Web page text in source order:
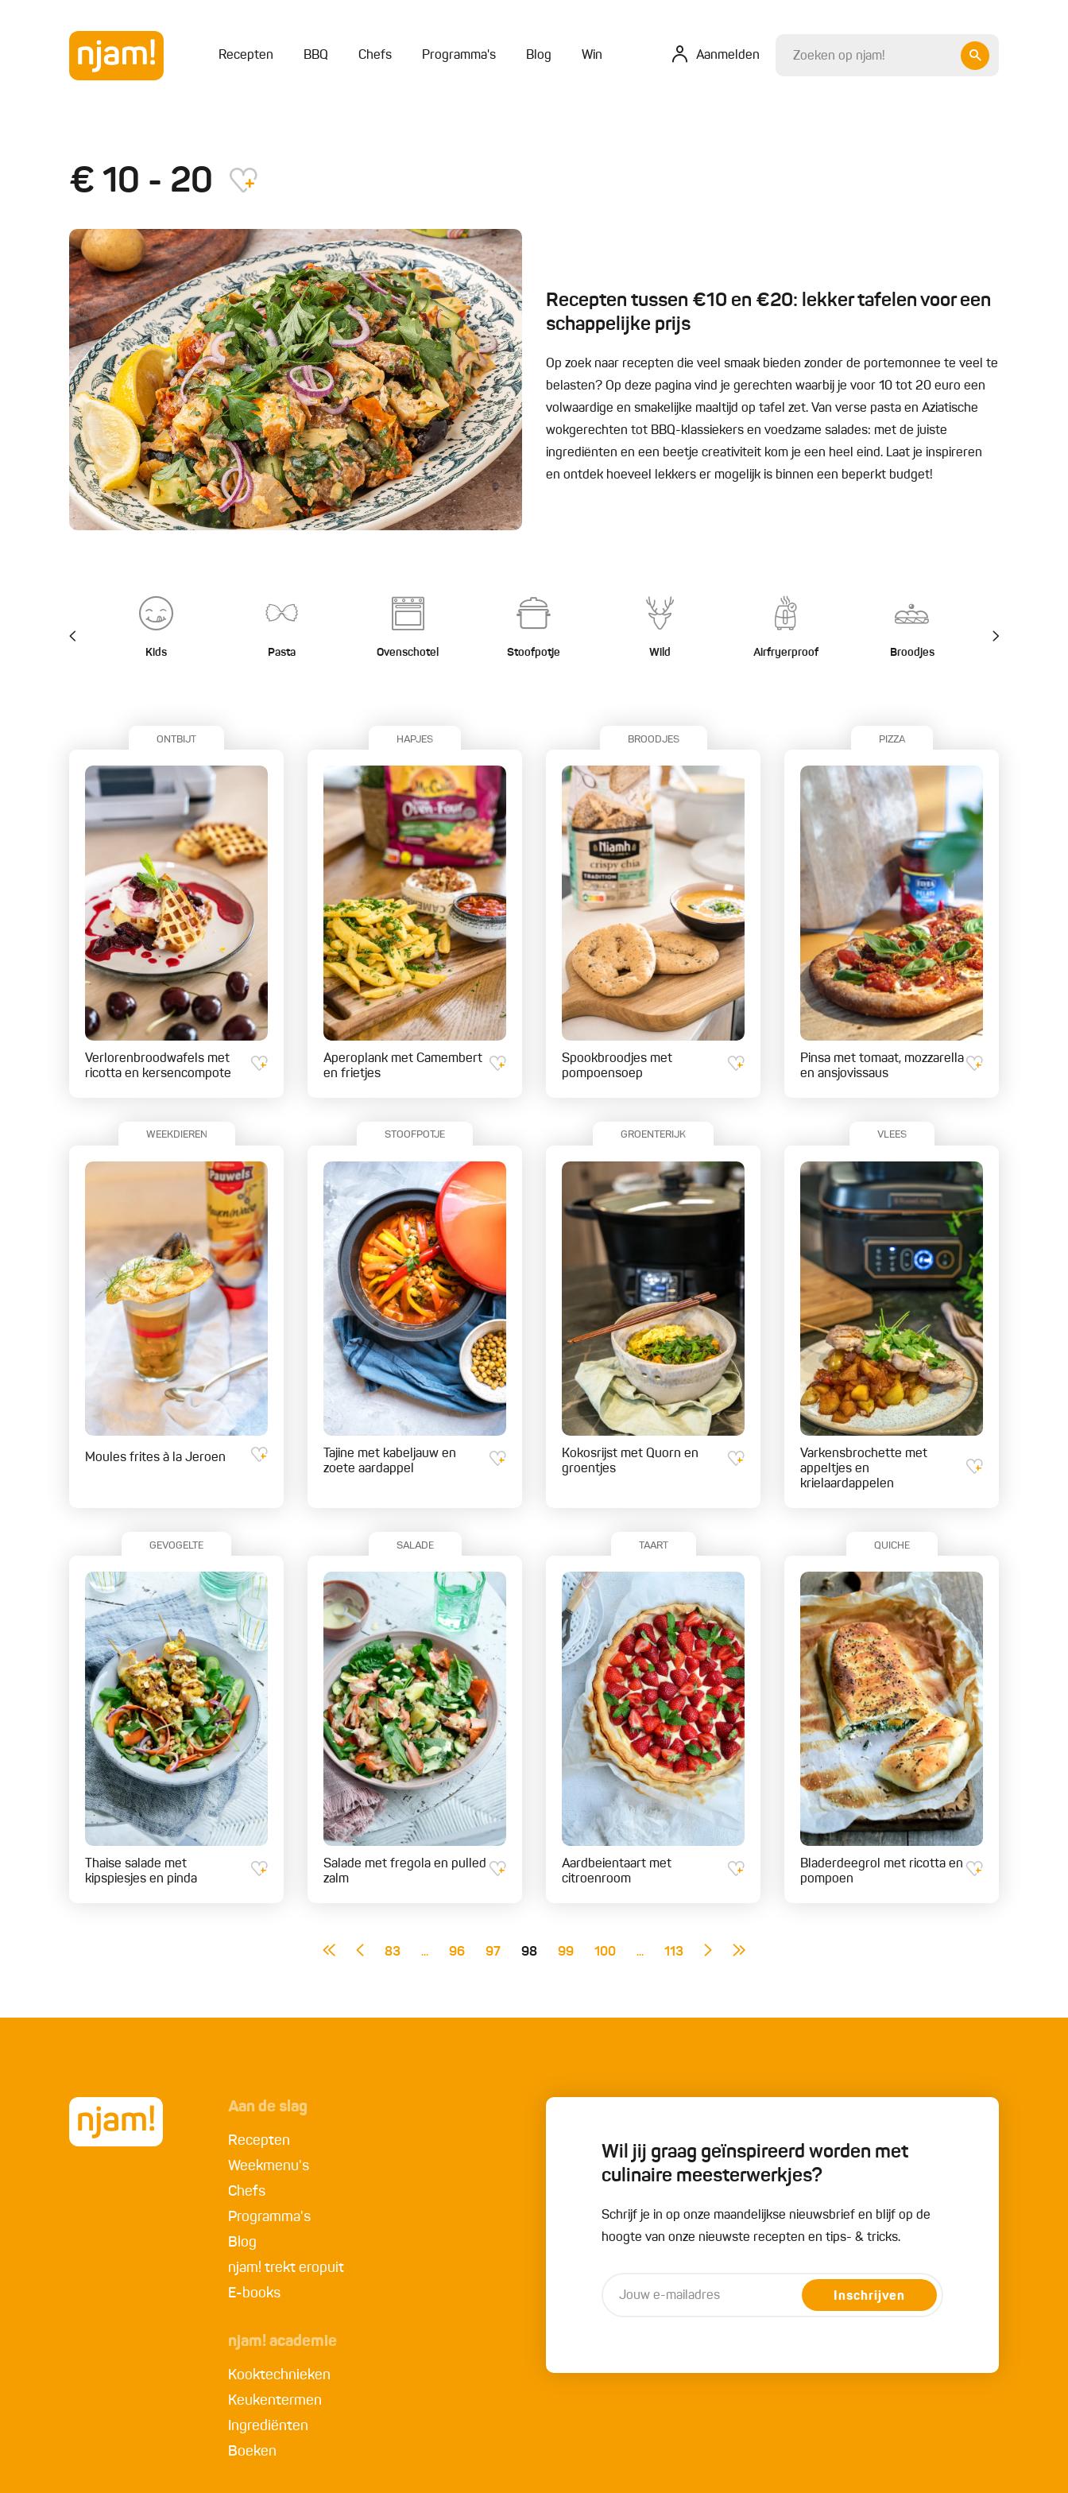
Recepten BBQ Chefs Programma's Blog Win Aanmelden
€ 10 - 20
Recepten tussen €10 en €20: lekker tafelen voor een
schappelijke prijs
Op zoek naar recepten die veel smaak bieden zonder de portemonnee te veel te
belasten? Op deze pagina vind je gerechten waarbij je voor 10 tot 20 euro een
volwaardige en smakelijke maaltijd op tafel zet. Van verse pasta en Aziatische
wokgerechten tot BBQ-klassiekers en voedzame salades: met de juiste
ingrediënten en een beetje creativiteit kom je een heel eind. Laat je inspireren
en ontdek hoeveel lekkers er mogelijk is binnen een beperkt budget!
Kids Pasta Ovenschotel Stoofpotje Wild Airfryerproof Broodjes
ONTBIJT
Verlorenbroodwafels met
ricotta en kersencompote
HAPJES
Aperoplank met Camembert
en frietjes
BROODJES
Spookbroodjes met
pompoensoep
PIZZA
Pinsa met tomaat, mozzarella
en ansjovissaus
WEEKDIEREN
Moules frites à la Jeroen
STOOFPOTJE
Tajine met kabeljauw en
zoete aardappel
GROENTERIJK
Kokosrijst met Quorn en
groentjes
VLEES
Varkensbrochette met
appeltjes en
krielaardappelen
GEVOGELTE
Thaise salade met
kipspiesjes en pinda
SALADE
Salade met fregola en pulled
zalm
TAART
Aardbeientaart met
citroenroom
QUICHE
Bladerdeegrol met ricotta en
pompoen
83 ... 96 97 98 99 100 ... 113
Aan de slag
Recepten
Weekmenu's
Chefs
Programma's
Blog
njam! trekt eropuit
E-books
njam! academie
Kooktechnieken
Keukentermen
Ingrediënten
Boeken
Wil jij graag geïnspireerd worden met
culinaire meesterwerkjes?
Schrijf je in op onze maandelijkse nieuwsbrief en blijf op de
hoogte van onze nieuwste recepten en tips- & tricks.
Inschrijven